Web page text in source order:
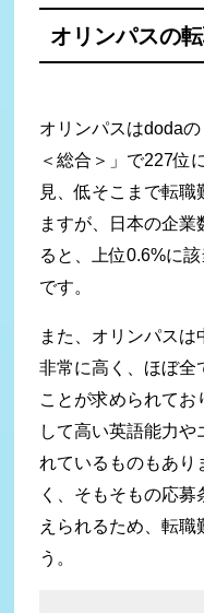
オリンパスの
オリンパスはdoda
＜総合＞」で227位
見、低そこまで転職
ますが、日本の企
ると、上位0.6%に
です。
また、オリンパス
非常に高く、ほぼ全
ことが求められてお
して高い英語能力や
れているものもあり
く、そもそもの応
えられるため、転職
う。